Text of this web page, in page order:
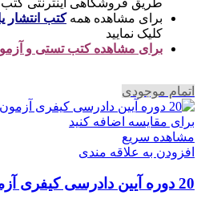
طریق فروشگاهی اینترنتی
برای مشاهده همهکتب انتشار
کلیک نمایید
برای مشاهده کتب تستی و
اتمام موجودی
برای مقایسه اضافه کنید
مشاهده سریع
افزودن به علاقه مندی
20 دوره آیین دادرسی کیفری آزمون وکالت – چتردانش